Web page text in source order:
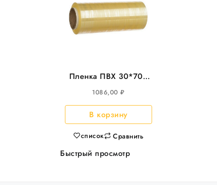
Пленка ПВХ 30*700
CAST 8мкм
1086,00₽
В корзину
список Сравнить
Быстрый просмотр